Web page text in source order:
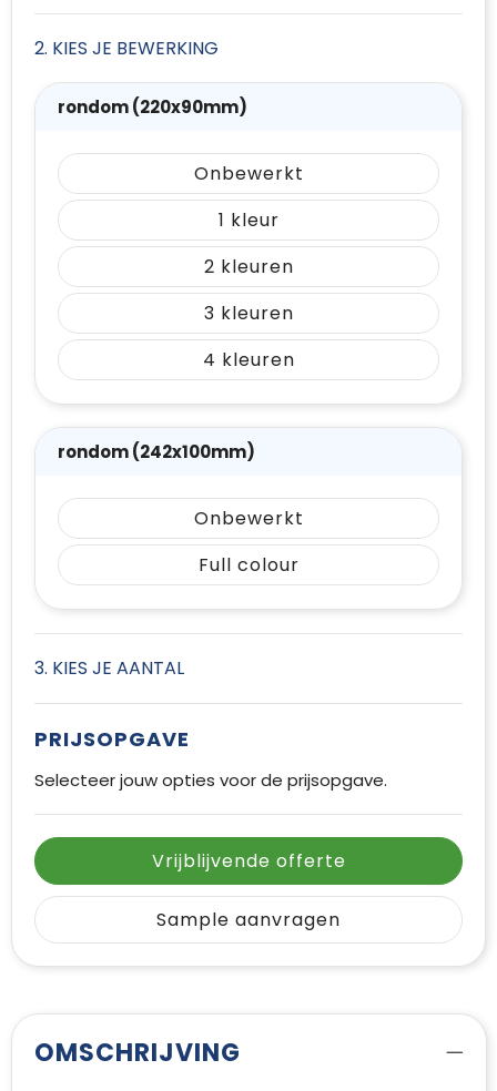
2. KIES JE BEWERKING
rondom (220x90mm)
Onbewerkt
1
2
3
4
rondom (242x100mm)
Onbewerkt
Full colour
3. KIES JE AANTAL
PRIJSOPGAVE
Selecteer jouw opties voor de prijsopgave.
Vrijblijvende offerte
Sample aanvragen
OMSCHRIJVING